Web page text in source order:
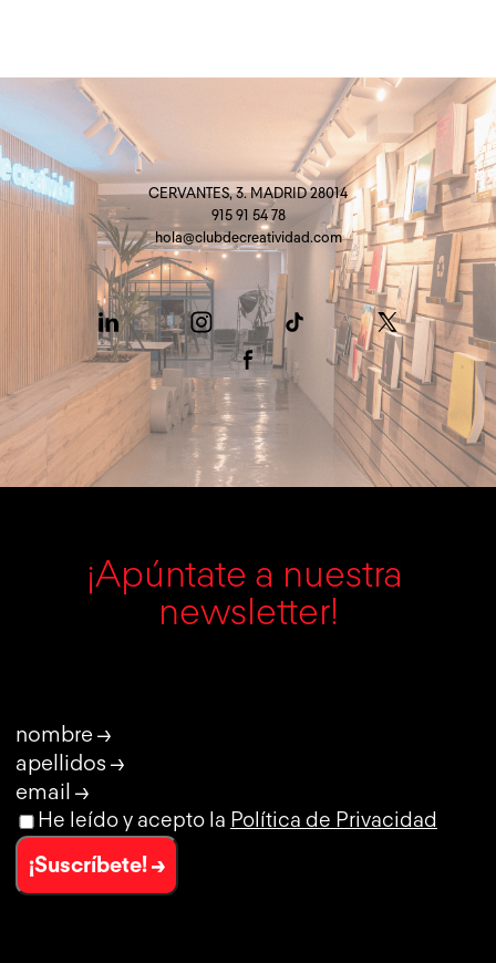
CERVANTES, 3. MADRID 28014
915 91 54 78
hola@clubdecreatividad.com
¡Apúntate a nuestra
newsletter!
nombre →
apellidos →
email →
He leído y acepto la Política de Privacidad
¡Suscríbete! →